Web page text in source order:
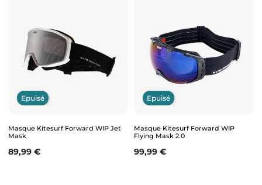
Epuisé
Masque Kitesurf Forward WIP Jet
Mask
Prix
89,99 €
Epuisé
Masque Kitesurf Forward WIP
Flying Mask 2.0
Prix
99,99 €